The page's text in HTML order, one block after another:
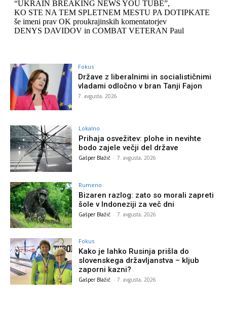
Fokus
Države z liberalnimi in socialističnimi
vladami odločno v bran Tanji Fajon
7. avgusta, 2026
Lokalno
Prihaja osvežitev: plohe in nevihte
bodo zajele večji del države
Gašper Blažič - 7. avgusta, 2026
Rumeno
Bizaren razlog: zato so morali zapreti
šole v Indoneziji za več dni
Gašper Blažič - 7. avgusta, 2026
Fokus
Kako je lahko Rusinja prišla do
slovenskega državljanstva – kljub
zaporni kazni?
Gašper Blažič - 7. avgusta, 2026